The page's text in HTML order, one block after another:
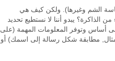
الشم وغيرها). ولكن كيف هي
يبدو أننا لا نستطيع تحديد
أساس وتوفر المعلومات المهمة (على
مطابقة شكل رسالة إلى اسمك) أو